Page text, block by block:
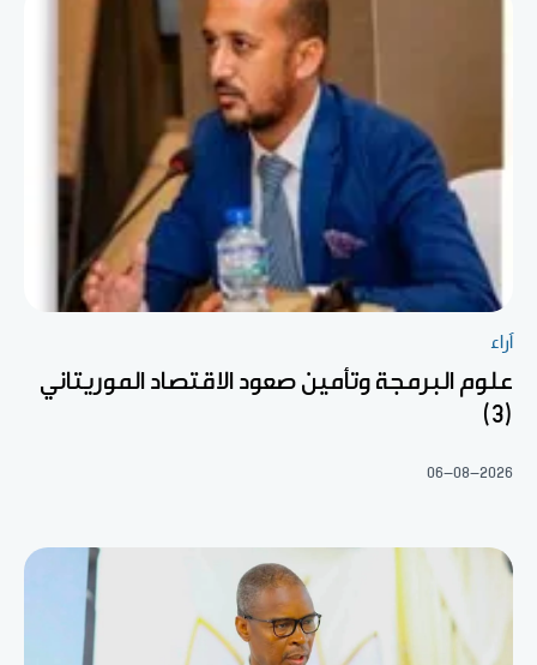
آراء
علوم البرمجة وتأمين صعود الاقتصاد الموريتاني
(3)
06-08-2026